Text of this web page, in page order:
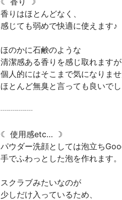
香りはほとんどなく、
感じても弱めで快適に使えます♪
ほのかに石鹸のような
清潔感ある香りを感じ取れますが
個人的にはそこまで気になりませ
ほとんど無臭と言っても良いで
┈┈┈┈
☾ 使用感etc… ☽
パウダー洗顔としては泡立ち
手でふわっとした泡を作れます。
スクラブみたいなのが
少しだけ入っているため、